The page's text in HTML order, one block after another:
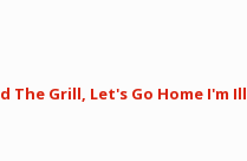
The Grill, Let's Go Home I'm Ill